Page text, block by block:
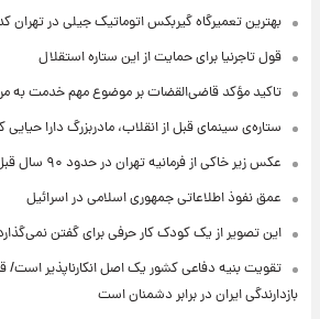
بهترین تعمیرگاه گیربکس اتوماتیک جیلی در تهران
قول تاجرنیا برای حمایت از این ستاره استقلال
تاکید مؤکد قاضی‌القضات بر موضوع مهم خدمت به
ستاره‌ی سینمای قبل از انقلاب، مادربزرگ دارا حیایی
عکس زیر خاکی از فرمانیه تهران در حدود ۹۰ سال قبل
عمق نفوذ اطلاعاتی جمهوری اسلامی در اسرائیل
این تصویر از یک کودک کار حرفی برای گفتن نمی‌گذارد!
تقویت بنیه دفاعی کشور یک اصل انکارناپذیر است/
بازدارندگی ایران در برابر دشمنان است